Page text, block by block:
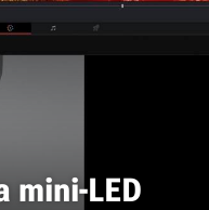
mini-LED